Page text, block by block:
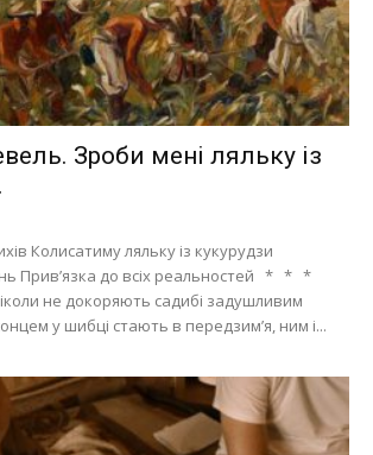
Зроби мені ляльку із
Колисатиму ляльку із кукурудзи
Прив’язка до всіх реальностей * * *
не докоряють садибі задушливим
у шибці стають в передзим’я, ним і...